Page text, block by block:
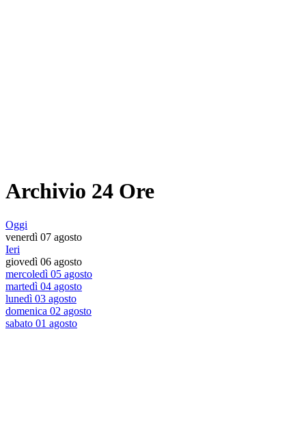
Archivio 24 Ore
Oggi
venerdì 07 agosto
Ieri
giovedì 06 agosto
mercoledì 05 agosto
martedì 04 agosto
lunedì 03 agosto
domenica 02 agosto
sabato 01 agosto